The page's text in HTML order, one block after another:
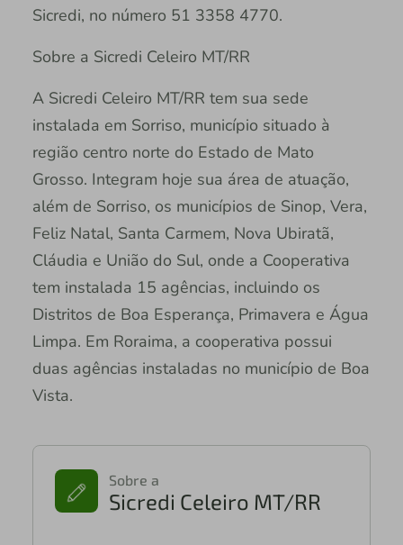
Sicredi, no número 51 3358 4770.
Sobre a Sicredi Celeiro MT/RR
A Sicredi Celeiro MT/RR tem sua sede
instalada em Sorriso, município situado à
região centro norte do Estado de Mato
Grosso. Integram hoje sua área de atuação,
além de Sorriso, os municípios de Sinop, Vera,
Feliz Natal, Santa Carmem, Nova Ubiratã,
Cláudia e União do Sul, onde a Cooperativa
tem instalada 15 agências, incluindo os
Distritos de Boa Esperança, Primavera e Água
Limpa. Em Roraima, a cooperativa possui
duas agências instaladas no município de Boa
Vista.
Sobre a
Sicredi Celeiro MT/RR